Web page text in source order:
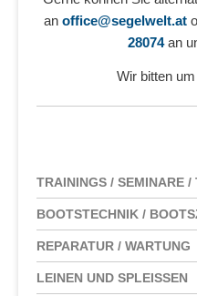
an office@segelwelt.at
28074an
Wir bitten
TRAININGS / SEMINARE /
BOOTSTECHNIK /
REPARATUR / WARTUNG
LEINEN UND SPLEISSEN